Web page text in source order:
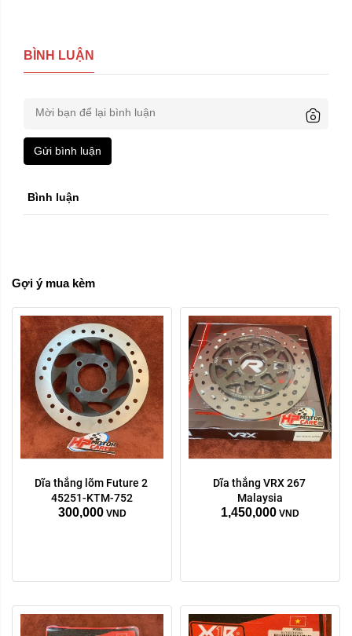
BÌNH LUẬN
Gửi bình luận
Bình luận
Gợi ý mua kèm
Dĩa thắng lõm Future 2
45251-KTM-752
300,000 VND
Dĩa thắng VRX 267
Malaysia
1,450,000 VND
Trước Sau:
Trước
Sau